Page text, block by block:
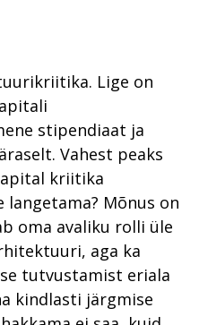
Lige on
stipendiaat ja
Vahest peaks
kriitika
Mõnus on
oma avaliku rolli üle
aga ka
tutvustamist eriala
kindlasti järgmise